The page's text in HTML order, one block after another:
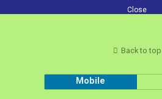
Close
Back to top
Mobile